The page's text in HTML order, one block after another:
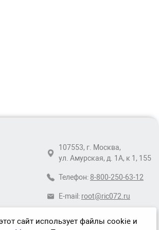
107553, г. Москва,
ул. Амурская, д. 1А, к 1, 155
Телефон: 8-800-250-63-12
E-mail: root@ric072.ru
сайт использует файлы cookie и